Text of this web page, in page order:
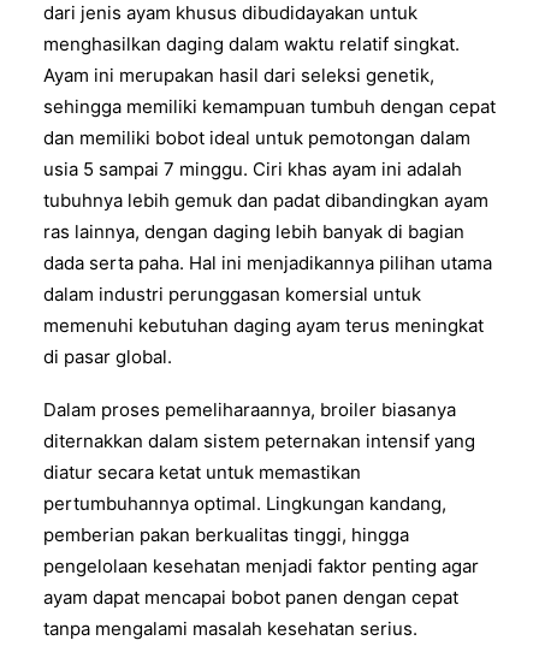
dari jenis ayam khusus dibudidayakan untuk
menghasilkan daging dalam waktu relatif singkat.
Ayam ini merupakan hasil dari seleksi genetik,
sehingga memiliki kemampuan tumbuh dengan cepat
dan memiliki bobot ideal untuk pemotongan dalam
usia 5 sampai 7 minggu. Ciri khas ayam ini adalah
tubuhnya lebih gemuk dan padat dibandingkan ayam
ras lainnya, dengan daging lebih banyak di bagian
dada serta paha. Hal ini menjadikannya pilihan utama
dalam industri perunggasan komersial untuk
memenuhi kebutuhan daging ayam terus meningkat
di pasar global.
Dalam proses pemeliharaannya, broiler biasanya
diternakkan dalam sistem peternakan intensif yang
diatur secara ketat untuk memastikan
pertumbuhannya optimal. Lingkungan kandang,
pemberian pakan berkualitas tinggi, hingga
pengelolaan kesehatan menjadi faktor penting agar
ayam dapat mencapai bobot panen dengan cepat
tanpa mengalami masalah kesehatan serius.